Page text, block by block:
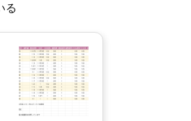
る